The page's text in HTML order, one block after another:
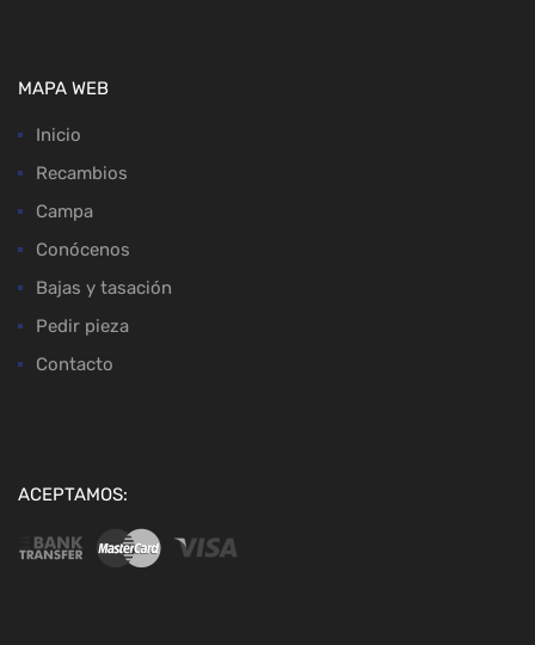
MAPA WEB
Inicio
Recambios
Campa
Conócenos
Bajas y tasación
Pedir pieza
Contacto
ACEPTAMOS: